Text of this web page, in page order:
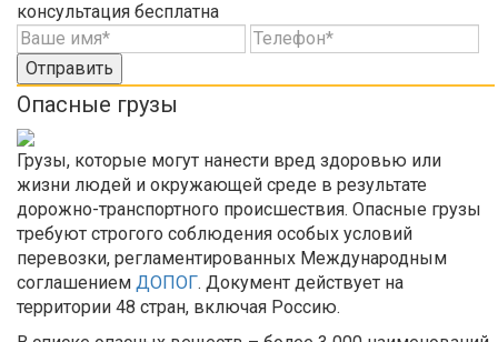
консультация бесплатна
Отправить
Опасные грузы
Грузы, которые могут нанести вред здоровью или
жизни людей и окружающей среде в результате
дорожно-транспортного происшествия. Опасные грузы
требуют строгого соблюдения особых условий
перевозки, регламентированных Международным
соглашением ДОПОГ. Документ действует на
территории 48 стран, включая Россию.